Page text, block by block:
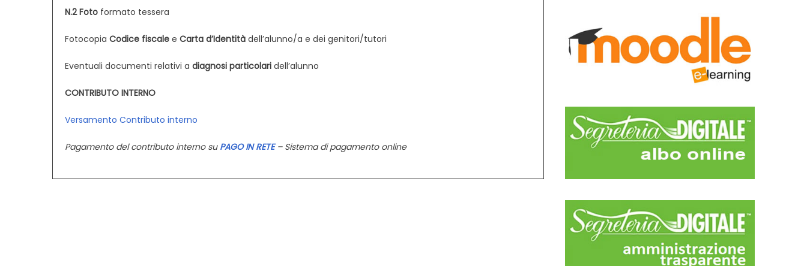
N.2 Foto formato tessera
Fotocopia Codice fiscale e Carta d’Identità dell’alunno/a e dei genitori/tutori
Eventuali documenti relativi a diagnosi particolari dell’alunno
CONTRIBUTO INTERNO
Versamento Contributo interno
Pagamento del contributo interno su PAGO IN RETE– Sistema di pagamento online